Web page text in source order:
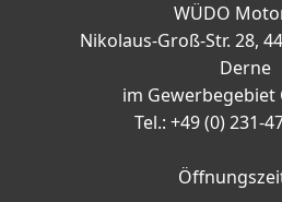
WÜDO
Nikolaus-Groß-Str. 28,
Derne
im Gewerbegebiet
Tel.: +49 (0) 231-